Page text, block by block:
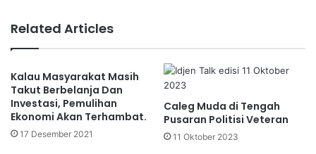
Related Articles
Kalau Masyarakat Masih
Takut Berbelanja Dan
Investasi, Pemulihan
Ekonomi Akan Terhambat.
17 Desember 2021
Caleg Muda di Tengah
Pusaran Politisi Veteran
11 Oktober 2023